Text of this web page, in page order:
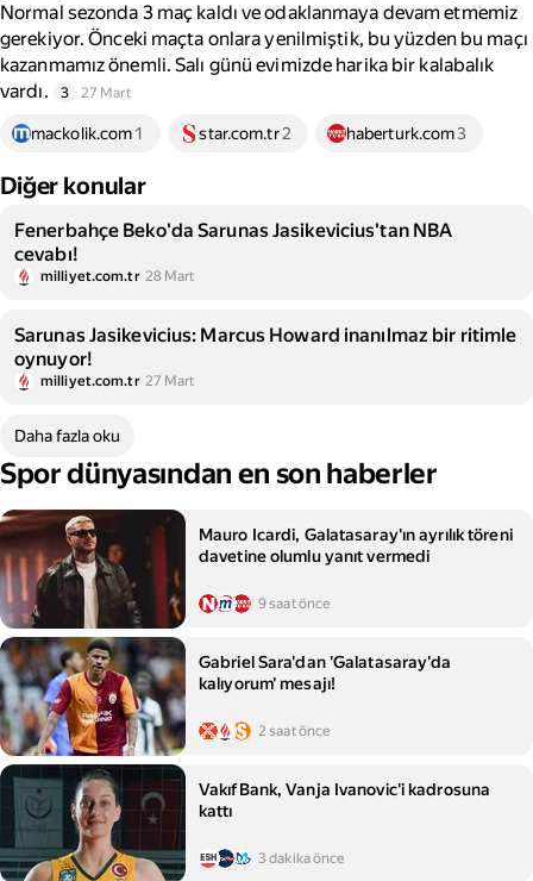
Normal sezonda 3 maç kaldı ve odaklanmaya devam etmemiz
gerekiyor. Önceki maçta onlara yenilmiştik, bu yüzden bu maçı
kazanmamız önemli. Salı günü evimizde harika bir kalabalık
vardı.
3 27 Mart
mackolik.com1 star.com.tr 2 haberturk.com3
Diğer konular
Fenerbahçe Beko'da Sarunas Jasikevicius'tan NBA
cevabı!
milliyet.com.tr 28 Mart
Sarunas Jasikevicius: Marcus Howard inanılmaz bir ritimle
oynuyor!
milliyet.com.tr 27 Mart
Daha fazla oku
Spor dünyasından en son haberler
Mauro Icardi, Galatasaray'ın ayrılık töreni
davetine olumlu yanıt vermedi
9 saat önce
Gabriel Sara'dan 'Galatasaray'da
kalıyorum' mesajı!
2 saat önce
VakıfBank, Vanja Ivanovic'i kadrosuna
kattı
3 dakika önce